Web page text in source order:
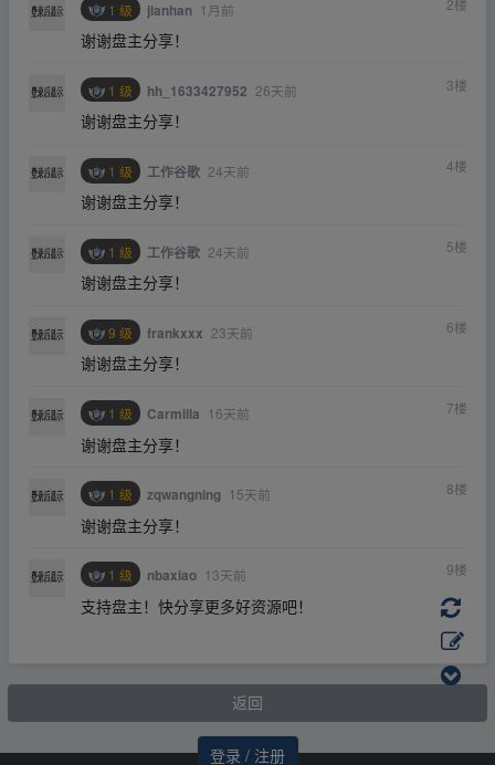
登录 / 注册
1 级 jianhan 1月前
谢谢盘主分享！
1 级 hh_1633427952 26天前 3楼
谢谢盘主分享！
1 级 工作谷歌 24天前 4楼
谢谢盘主分享！
1 级 工作谷歌 24天前 5楼
谢谢盘主分享！
9 级 frankxxx 23天前 6楼
谢谢盘主分享！
1 级 Carmilla 16天前 7楼
谢谢盘主分享！
1 级 zqwangning 15天前 8楼
谢谢盘主分享！
1 级 nbaxiao 13天前 9楼
支持盘主！快分享更多好资源吧！
返回